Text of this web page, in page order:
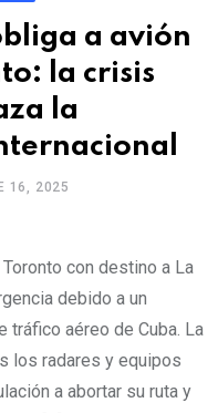
a avión
la crisis
la
16, 2025
con destino a La
debido a un
tráfico aéreo de Cuba. La
los radares y equipos
a abortar su ruta y